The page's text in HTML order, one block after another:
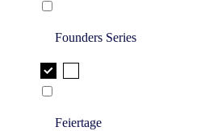
Founders Series
Feiertage